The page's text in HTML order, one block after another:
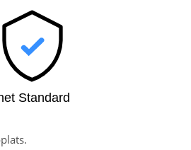
Standard